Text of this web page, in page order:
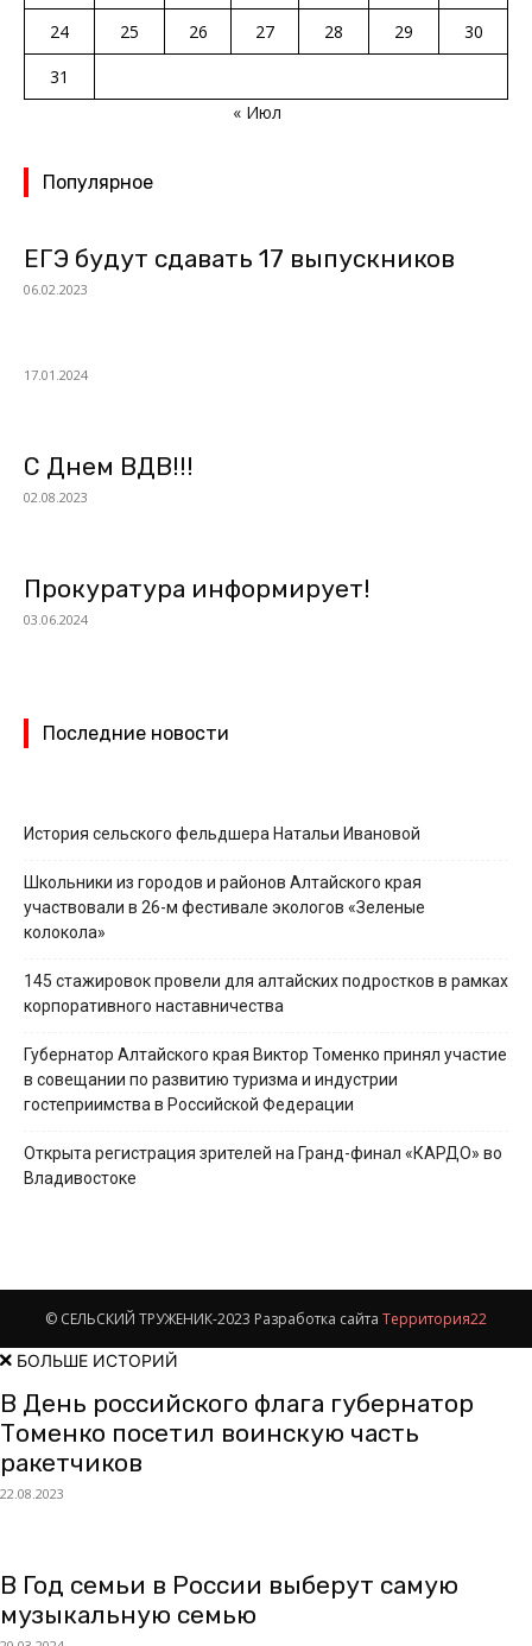
24
25 26 27 28 29
30
31
« Июл
Популярное
ЕГЭ будут сдавать 17 выпускников
06.02.2023
17.01.2024
С Днем ВДВ!!!
02.08.2023
Прокуратура информирует!
03.06.2024
Последние новости
История сельского фельдшера Натальи Ивановой
Школьники из городов и районов Алтайского края
участвовали в 26-м фестивале экологов «Зеленые
колокола»
145 стажировок провели для алтайских подростков в рамках
корпоративного наставничества
Губернатор Алтайского края Виктор Томенко принял участие
в совещании по развитию туризма и индустрии
гостеприимства в Российской Федерации
Открыта регистрация зрителей на Гранд-финал «КАРДО» во
Владивостоке
© СЕЛЬСКИЙ ТРУЖЕНИК-2023 Разработка сайта Территория22
БОЛЬШЕ ИСТОРИЙ
В День российского флага губернатор
Томенко посетил воинскую часть
ракетчиков
22.08.2023
В Год семьи в России выберут самую
музыкальную семью